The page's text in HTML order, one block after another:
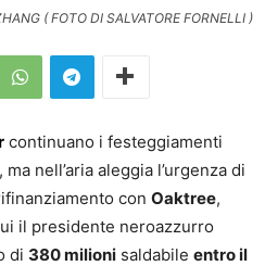
( FOTO DI SALVATORE FORNELLI )
continuano i festeggiamenti
, ma nell’aria aleggia l’urgenza di
con Oaktree,
il presidente neroazzurro
di 380 milioni saldabile entro il